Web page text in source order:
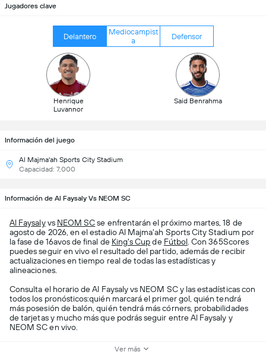
Jugadores clave
Delantero
Mediocampist
a
Defensor
Henrique
Luvannor
Said Benrahma
Información del juego
Al Majma'ah Sports City Stadium
Capacidad: 7,000
Información de Al Faysaly Vs NEOM SC
Al Faysalyvs NEOM SCse enfrentarán el próximo martes, 18 de
agosto de 2026, en el estadio Al Majma'ah Sports City Stadium por
la fase de 16avos de final de King's Cupde Fútbol . Con 365Scores
puedes seguir en vivo el resultado del partido, además de recibir
actualizaciones en tiempo real de todas las estadísticas y
alineaciones.
Consulta el horario de Al Faysaly vs NEOM SC y las estadísticas con
todos los pronósticos:quién marcará el primer gol, quién tendrá
más posesión de balón, quién tendrá más córners, probabilidades
de tarjetas y mucho más que podrás seguir entre Al Faysaly y
NEOM SC en vivo.
Ver más